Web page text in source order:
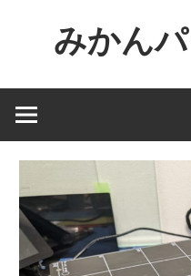
ン
へ
みかん
ー
ジ
ャ
ン
ル
で
役